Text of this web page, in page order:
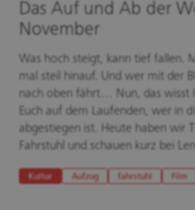
Das Auf und Ab der
November
Was hoch steigt, kann tief fallen.
mal steil hinauf. Und wer mit der
nach oben fährt… Nun, das wisst
Euch auf dem Laufenden, wer in
abgestiegen ist. Heute haben wir
Fahrstuhl und schauen kurz bei
Kultur Aufzug fahrstuhl Film